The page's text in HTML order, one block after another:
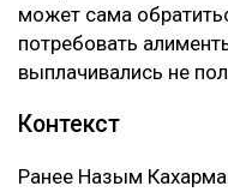
может сама
потребовать
выплачивались не
Контекст
Ранее Назым